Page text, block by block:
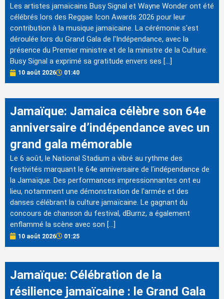
Les artistes jamaïcains Busy Signal et Wayne Wonder ont été
célébrés lors des Reggae Icon Awards 2026 pour leur
contribution à la musique jamaïcaine. La cérémonie s'est
déroulée lors du Grand Gala de l'Indépendance, avec la
présence du Premier ministre et de la ministre de la Culture.
Busy Signal a exprimé sa gratitude envers ses […]
10 août 2026 01:40
Jamaïque: Jamaica célèbre son 64e
anniversaire d’indépendance avec un
grand gala mémorable
Le 6 août, le National Stadium a vibré au rythme des
festivités marquant le 64e anniversaire de l'indépendance de
la Jamaïque. Des performances impressionnantes ont eu
lieu, notamment une démonstration de l'armée et des
danses célébrant la culture jamaïcaine. Le gagnant du
concours de chanson du festival, dBurnz, a également
enflammé la scène avec son […]
10 août 2026 01:25
Jamaïque: Célébration de la
résilience jamaïcaine : le Grand Gala